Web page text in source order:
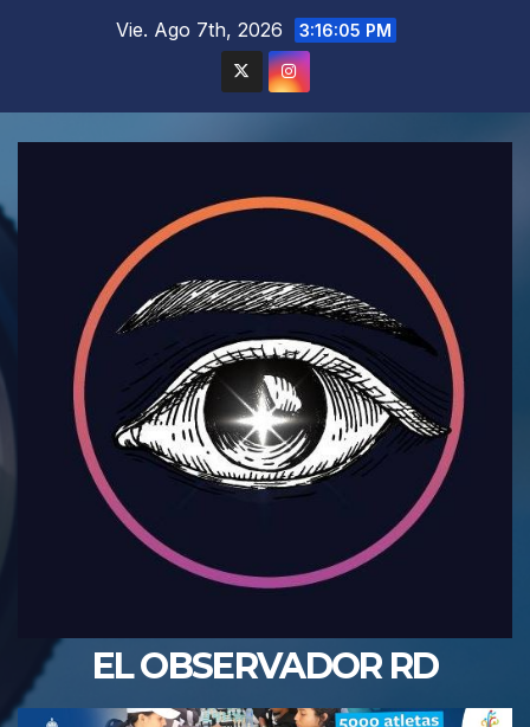
Vie. Ago 7th, 2026 3:16:07 PM
EL OBSERVADOR RD